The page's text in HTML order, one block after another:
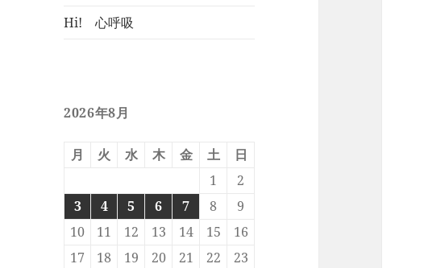
Hi! 心呼吸
2026年8月
月 火 水 木 金 土
日
1
2
3
4 5 6 7 8
9
10
11 12 13 14 15
16
17
18 19 20 21 22
23